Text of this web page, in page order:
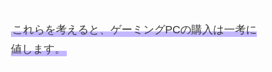
これらを考えると、ゲーミングPCの購入は一考に
値します。